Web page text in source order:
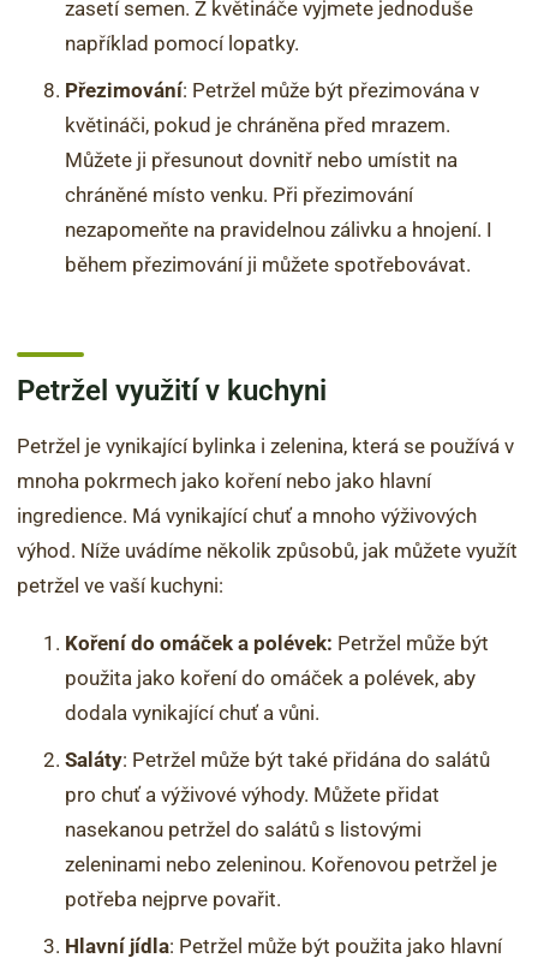
zasetí semen. Z květináče vyjmete jednoduše
například pomocí lopatky.
Přezimování: Petržel může být přezimována v
květináči, pokud je chráněna před mrazem.
Můžete ji přesunout dovnitř nebo umístit na
chráněné místo venku. Při přezimování
nezapomeňte na pravidelnou zálivku a hnojení. I
během přezimování ji můžete spotřebovávat.
Petržel využití v kuchyni
Petržel je vynikající bylinka i zelenina, která se používá v
mnoha pokrmech jako koření nebo jako hlavní
ingredience. Má vynikající chuť a mnoho výživových
výhod. Níže uvádíme několik způsobů, jak můžete využít
petržel ve vaší kuchyni:
Koření do omáček a polévek: Petržel může být
použita jako koření do omáček a polévek, aby
dodala vynikající chuť a vůni.
Saláty: Petržel může být také přidána do salátů
pro chuť a výživové výhody. Můžete přidat
nasekanou petržel do salátů s listovými
zeleninami nebo zeleninou. Kořenovou petržel je
potřeba nejprve povařit.
Hlavní jídla: Petržel může být použita jako hlavní